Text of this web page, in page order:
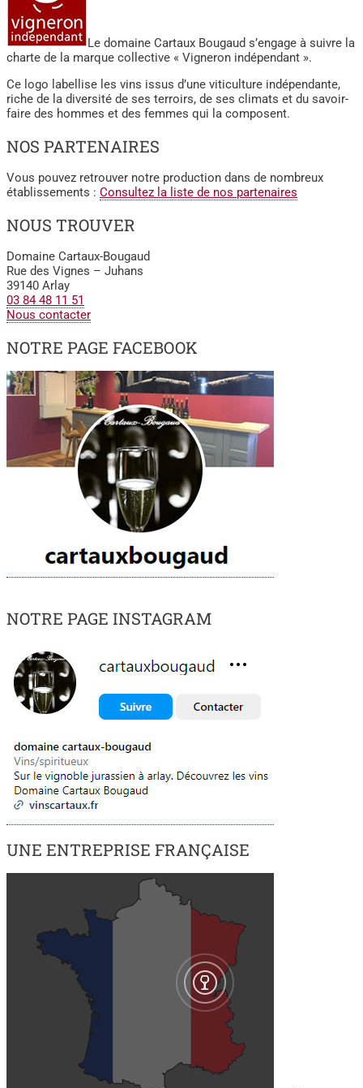
Le domaine Cartaux Bougaud s’engage à suivre la
charte de la marque collective « Vigneron indépendant ».
Ce logo labellise les vins issus d’une viticulture indépendante,
riche de la diversité de ses terroirs, de ses climats et du savoir-
faire des hommes et des femmes qui la composent.
NOS PARTENAIRES
Vous pouvez retrouver notre production dans de nombreux
établissements : Consultez la liste de nos partenaires
NOUS TROUVER
Domaine Cartaux-Bougaud
Rue des Vignes – Juhans
39140 Arlay
03 84 48 11 51
Nous contacter
NOTRE PAGE FACEBOOK
NOTRE PAGE INSTAGRAM
UNE ENTREPRISE FRANÇAISE